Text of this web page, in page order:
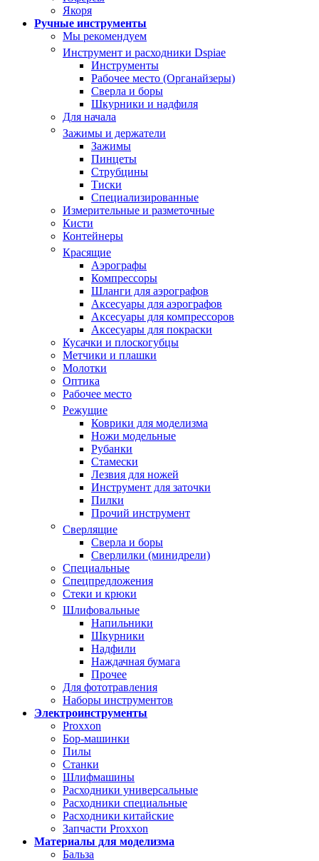
Якоря
Ручные инструменты
Мы рекомендуем
Инструмент и расходники Dspiae
Инструменты
Рабочее место (Органайзеры)
Сверла и боры
Шкурники и надфиля
Для начала
Зажимы и держатели
Зажимы
Пинцеты
Струбцины
Тиски
Специализированные
Измерительные и разметочные
Кисти
Контейнеры
Красящие
Аэрографы
Компрессоры
Шланги для аэрографов
Аксесуары для аэрографов
Аксесуары для компрессоров
Аксесуары для покраски
Кусачки и плоскогубцы
Метчики и плашки
Молотки
Оптика
Рабочее место
Режущие
Коврики для моделизма
Ножи модельные
Рубанки
Стамески
Лезвия для ножей
Инструмент для заточки
Пилки
Прочий инструмент
Сверлящие
Сверла и боры
Сверлилки (минидрели)
Специальные
Спецпредложения
Стеки и крюки
Шлифовальные
Напильники
Шкурники
Надфили
Наждачная бумага
Прочее
Для фототравления
Наборы инструментов
Электроинструменты
Proxxon
Бор-машинки
Пилы
Станки
Шлифмашины
Расходники универсальные
Расходники специальные
Расходники китайские
Запчасти Proxxon
Материалы для моделизма
Бальза